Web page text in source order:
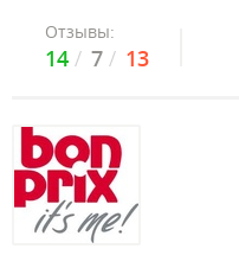
Отзывы:
14 7 13